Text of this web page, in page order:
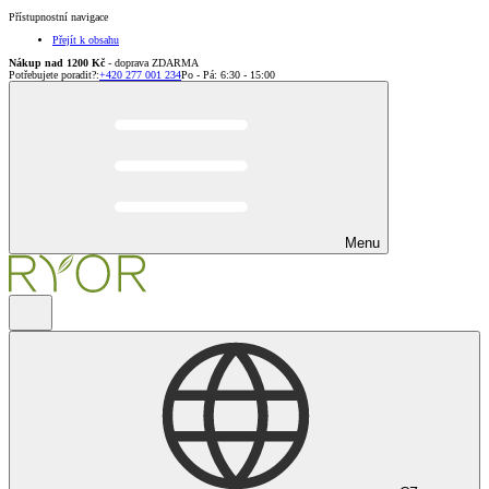
Přístupnostní navigace
Přejít k obsahu
Nákup nad 1200 Kč - doprava ZDARMA
Potřebujete poradit?:+420 277 001 234Po - Pá: 6:30 - 15:00
Menu